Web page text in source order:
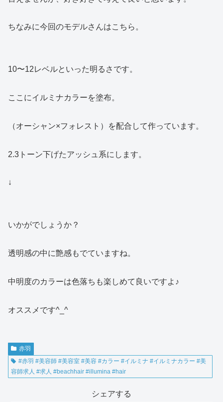
ちなみに今回のモデルさんはこちら。
10〜12レベルといった明るさです。
ここにイルミナカラーを塗布。
（オーシャン×フォレスト）を配合して作っています。
2.3トーン下げたアッシュ系にします。
↓
いかがでしょうか？
透明感の中に艶感もでていますね。
中明度のカラーは色落ちも楽しめて良いですよ♪
オススメです^_^
赤羽
#赤羽 #美容師 #美容室 #美容 #カラー #イルミナ #イルミナカラー #美
容師求人 #求人 #beachhair #illumina #hair
シェアする